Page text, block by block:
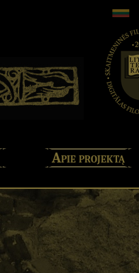
Apie projektą